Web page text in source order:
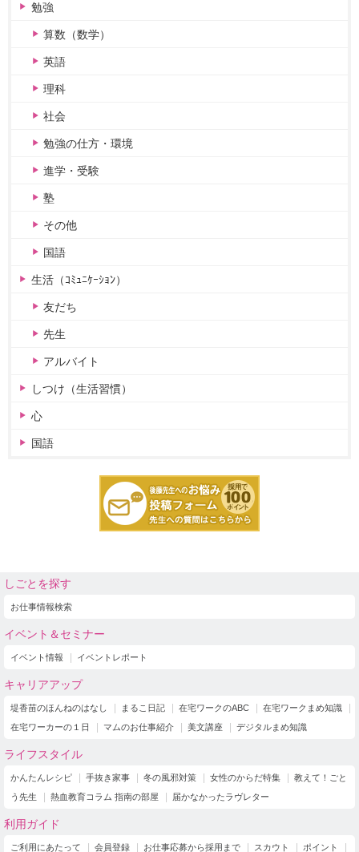
勉強
算数（数学）
英語
理科
社会
勉強の仕方・環境
進学・受験
塾
その他
国語
生活（ｺﾐｭﾆｹｰｼｮﾝ）
友だち
先生
アルバイト
しつけ（生活習慣）
心
国語
しごとを探す
お仕事情報検索
イベント＆セミナー
イベント情報 イベントレポート
キャリアアップ
堤香苗のほんねのはなし まるこ日記 在宅ワークのABC
在宅ワークまめ知識
在宅ワーカーの１日
マムのお仕事紹介 美文講座 デジタルまめ知識
ライフスタイル
かんたんレシピ 手抜き家事 冬の風邪対策 女性のからだ特集
教えて！ごと
う先生
熱血教育コラム 指南の部屋 届かなかったラヴレター
利用ガイド
ご利用にあたって 会員登録 お仕事応募から採用まで スカウト ポイント